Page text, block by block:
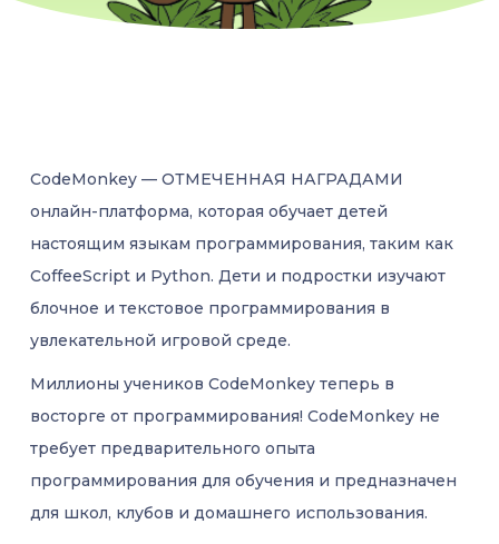
Спастимир.
CodeMonkey — ОТМЕЧЕННАЯ НАГРАДАМИ
онлайн-платформа, которая обучает детей
настоящим языкам программирования, таким как
CoffeeScript и Python. Дети и подростки изучают
блочное и текстовое программирования в
увлекательной игровой среде.
Миллионы учеников CodeMonkey теперь в
восторге от программирования! CodeMonkey не
требует предварительного опыта
программирования для обучения и предназначен
для школ, клубов и домашнего использования.